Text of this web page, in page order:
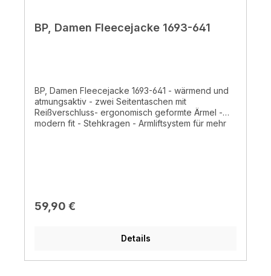
BP, Damen Fleecejacke 1693-641
BP, Damen Fleecejacke 1693-641 - wärmend und
atmungsaktiv - zwei Seitentaschen mit
Reißverschluss- ergonomisch geformte Ärmel -
modern fit - Stehkragen - Armliftsystem für mehr
Regulärer Preis:
59,90 €
Details